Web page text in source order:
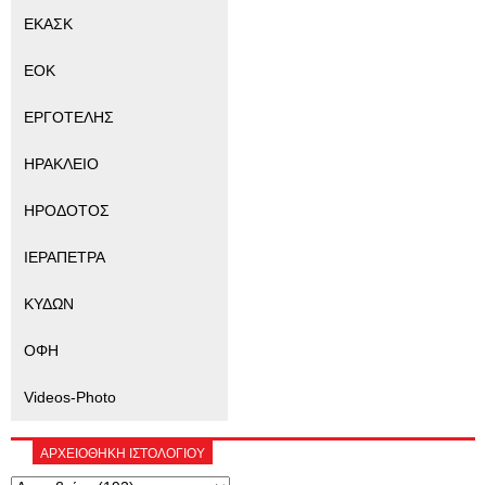
ΕΚΑΣΚ
ΕΟΚ
ΕΡΓΟΤΕΛΗΣ
ΗΡΑΚΛΕΙΟ
ΗΡΟΔΟΤΟΣ
ΙΕΡΑΠΕΤΡΑ
ΚΥΔΩΝ
ΟΦΗ
Videos-Photo
ΑΡΧΕΙΟΘΗΚΗ ΙΣΤΟΛΟΓΙΟΥ